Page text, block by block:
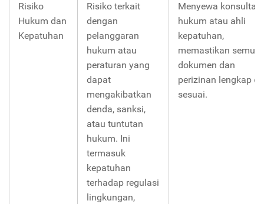
Risiko
Hukum dan
Kepatuhan
Risiko terkait
dengan
pelanggaran
hukum atau
peraturan yang
dapat
mengakibatkan
denda, sanksi,
atau tuntutan
hukum. Ini
termasuk
kepatuhan
terhadap regulasi
lingkungan,
Menyewa konsultan
hukum atau ahli
kepatuhan,
memastikan semua
dokumen dan
perizinan lengkap
sesuai.